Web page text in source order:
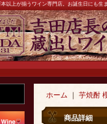
以上が揃うワイン専門店。お誕生日にも生
ホーム ｜ 芋焼酎
商品詳細